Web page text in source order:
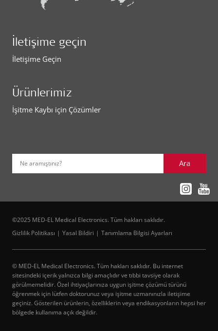
İletişime geçin
İletişime Geçin
Ürünlerimiz
İşitme Kaybı için Çözümler
Ne aramıştınız? Ara
©2025 MED-EL Medical Electronics. Tüm hakları saklıdır.
Gizlilik Politikası
Yasal Bildiri Tanımlama Bilgisi Ayarları
© MED-EL Medical Electronics. Tüm hakları saklıdır. Bu internet
sitesindeki içerik yalnızca bilgi amaçlıdır ve tıbbi tavsiye olarak
görülmemelidir. Özel ihtiyaçlarınıza uygun işitme çözümü türünü
öğrenmek için lütfen doktorunuz veya işitme uzmanınızla iletişime
geçiniz. Gösterilen ürünlerin, özelliklerin veya endikasyonların hepsi her
bölgede kullanıma açık değildir.